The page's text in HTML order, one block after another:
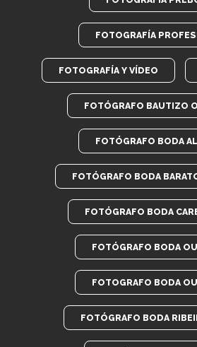
FOTOGRAFÍA
FOTOGRAFÍA Y VÍDEO
FOTÓGRAFO BAUTIZO
FOTÓGRAFO BODA
FOTÓGRAFO BODA
FOTÓGRAFO BODA
FOTÓGRAFO BODA
FOTOGRAFO BODA
FOTÓGRAFO BODA